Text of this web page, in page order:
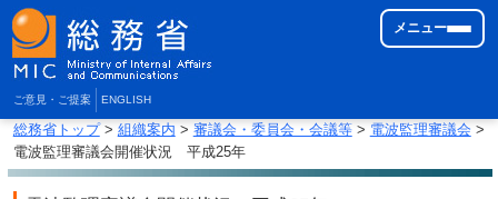
ご意見・ご提案 ENGLISH
メニュー
総務省トップ> 組織案内 > 審議会・委員会・会議等> 電波監理審議会 >
電波監理審議会開催状況 平成25年